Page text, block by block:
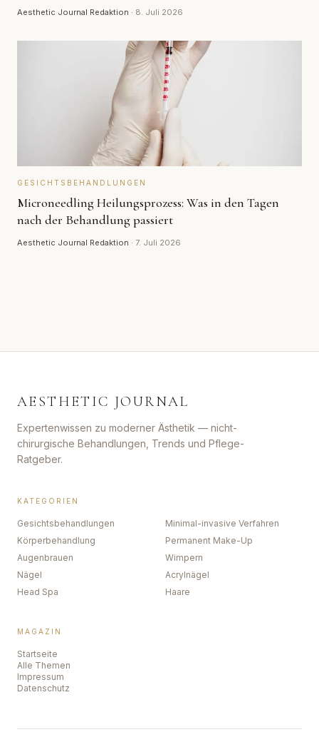
Aesthetic Journal Redaktion · 8. Juli 2026
GESICHTSBEHANDLUNGEN
Microneedling Heilungsprozess: Was in den Tagen
nach der Behandlung passiert
Aesthetic Journal Redaktion · 7. Juli 2026
AESTHETIC JOURNAL
Expertenwissen zu moderner Ästhetik — nicht-
chirurgische Behandlungen, Trends und Pflege-
Ratgeber.
KATEGORIEN
Gesichtsbehandlungen
Minimal-invasive Verfahren
Körperbehandlung
Permanent Make-Up
Augenbrauen
Wimpern
Nägel
Acrylnägel
Head Spa
Haare
MAGAZIN
Startseite
Alle Themen
Impressum
Datenschutz